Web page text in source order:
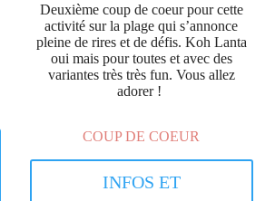
Deuxième coup de coeur pour cette
activité sur la plage qui s’annonce
pleine de rires et de défis. Koh Lanta
oui mais pour toutes et avec des
variantes très très fun. Vous allez
adorer !
COUP DE COEUR
INFOS ET